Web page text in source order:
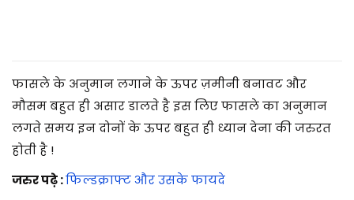
फासले के अनुमान लगाने के ऊपर ज़मीनी बनावट और
मौसम बहुत ही असार डालते है इस लिए फासले का अनुमान
लगते समय इन दोनों के ऊपर बहुत ही ध्यान देना की जरुरत
होती है !
जरुर पढ़े :फिल्डक्राफ्ट और उसके फायदे